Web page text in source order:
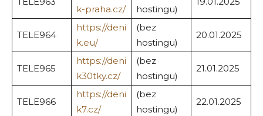
k-praha.cz/
hostingu)
TELE964
https://deni
k.eu/
(bez
hostingu)
20.01.2025
TELE965
https://deni
k30tky.cz/
(bez
hostingu)
21.01.2025
TELE966
https://deni
k7.cz/
(bez
hostingu)
22.01.2025